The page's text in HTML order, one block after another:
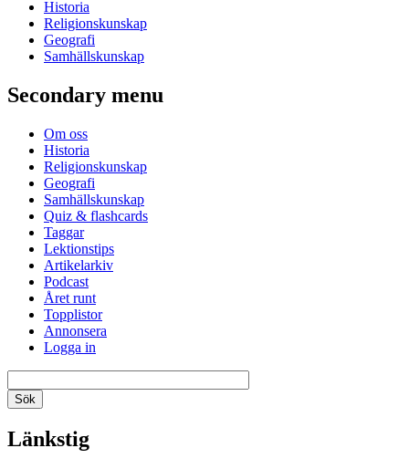
Historia
Religionskunskap
Geografi
Samhällskunskap
Secondary menu
Om oss
Historia
Religionskunskap
Geografi
Samhällskunskap
Quiz & flashcards
Taggar
Lektionstips
Artikelarkiv
Podcast
Året runt
Topplistor
Annonsera
Logga in
Länkstig